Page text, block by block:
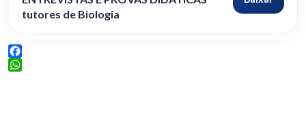
tutores de Biologia
Facebook